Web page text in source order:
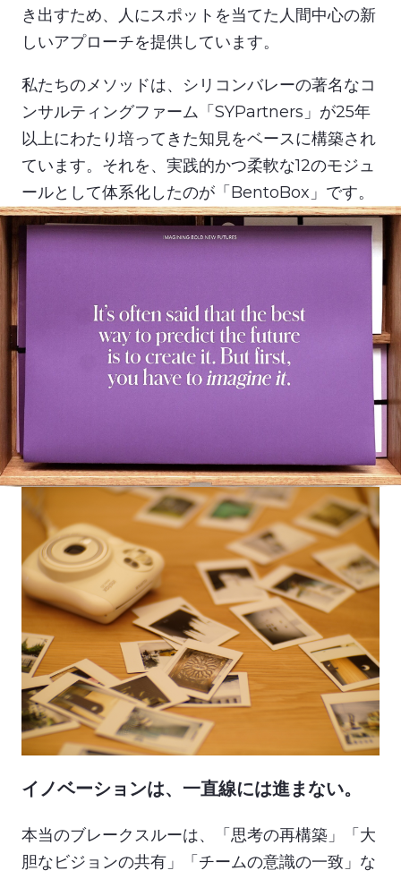
き出すため、人にスポットを当てた人間中心の新
しいアプローチを提供しています。
私たちのメソッドは、シリコンバレーの著名なコ
ンサルティングファーム「SYPartners」が25年
以上にわたり培ってきた知見をベースに構築され
ています。それを、実践的かつ柔軟な12のモジュ
ールとして体系化したのが「BentoBox」です。
イノベーションは、一直線には進まない。
本当のブレークスルーは、「思考の再構築」「大
胆なビジョンの共有」「チームの意識の一致」な